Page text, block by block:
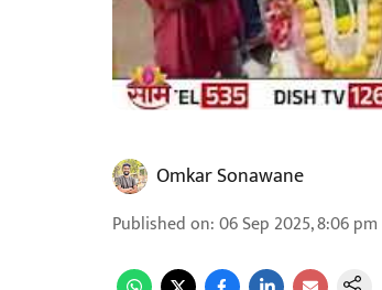
Omkar Sonawane
Published on:06 Sep 2025, 8:06 pm